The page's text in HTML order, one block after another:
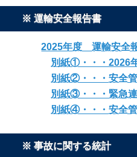
※ 運輸安全報告書
2025年度 運輸安全
別紙①・・・2026
別紙②・・・安全
別紙③・・・緊急
別紙④・・・安全
※ 事故に関する統計